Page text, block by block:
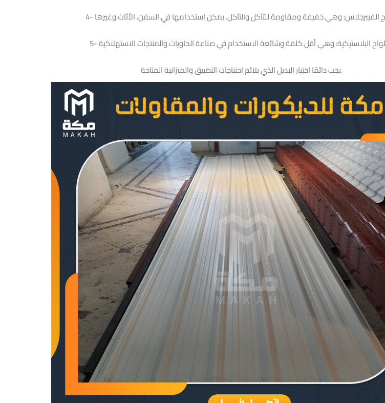
يجب دائمًا اختيار البديل الذي يلائم احتياجات التطبيق والميزانية المتاحة.